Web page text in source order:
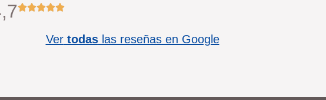
Vertodaslas reseñas en Google